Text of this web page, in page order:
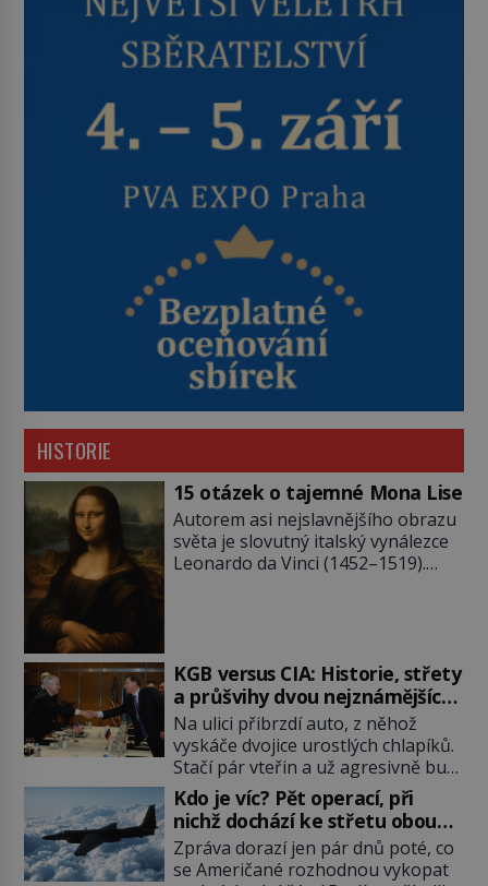
HISTORIE
15 otázek o tajemné Mona Lise
Autorem asi nejslavnějšího obrazu
světa je slovutný italský vynálezce
Leonardo da Vinci (1452–1519).
pověsil Napoleon? Samotný císař
Napoleon Bonaparte (1769–1821)
má pro malbu slabost, a tak si ji
ještě jako první konzul přemístí do
své ložnice v Tuilerisjkém […]
KGB versus CIA: Historie, střety
a průšvihy dvou nejznámějších
tajných služeb historie
Na ulici přibrzdí auto, z něhož
vyskáče dvojice urostlých chlapíků.
Stačí pár vteřin a už agresivně buší
na dveře. O další okamžik později
vlečou nebožáka do auta, a pak už
ho nikdy nikdo nespatří. Dostal se
totiž do rukou všemocné KGB. Jako
sourozenci, kteří si nemohou přijít
Kdo je víc? Pět operací, při
nichž dochází ke střetu obou
tajných služeb
Zpráva dorazí jen pár dnů poté, co
se Američané rozhodnou vykopat